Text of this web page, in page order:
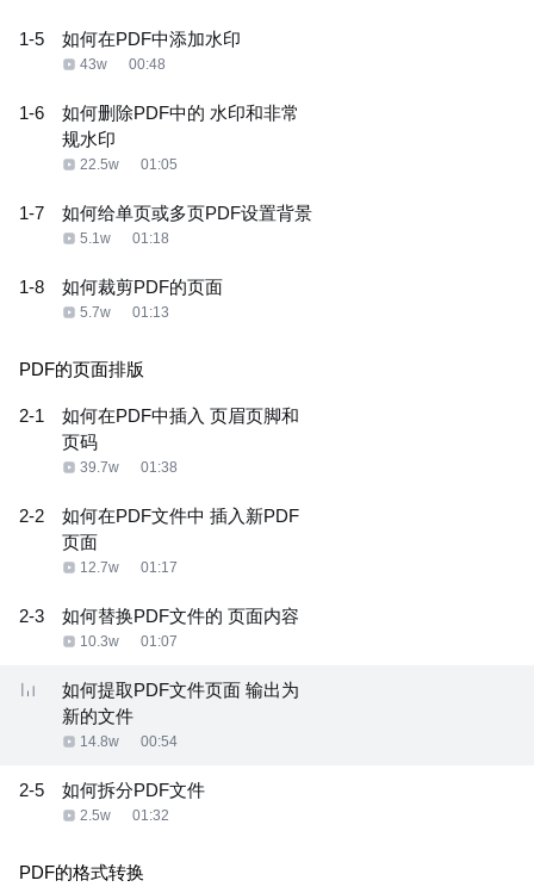
1-5 如何在PDF中添加水印
43w 00:48
1-6
如何删除PDF中的 水印和非常
规水印
22.5w 01:05
1-7 如何给单页或多页PDF设置背景
5.1w 01:18
1-8 如何裁剪PDF的页面
5.7w 01:13
PDF的页面排版
2-1
如何在PDF中插入 页眉页脚和
页码
39.7w 01:38
2-2
如何在PDF文件中 插入新PDF
页面
12.7w 01:17
2-3 如何替换PDF文件的 页面内容
10.3w 01:07
如何提取PDF文件页面 输出为
新的文件
14.8w 00:54
2-5 如何拆分PDF文件
2.5w 01:32
PDF的格式转换